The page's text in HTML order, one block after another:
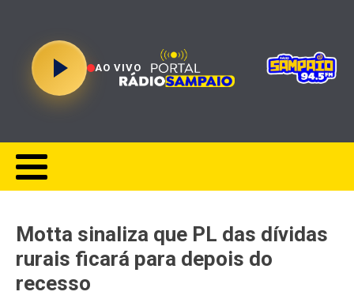
AO VIVO
Motta sinaliza que PL das dívidas
rurais ficará para depois do
recesso